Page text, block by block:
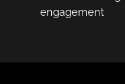
engagement